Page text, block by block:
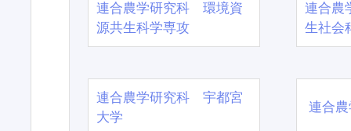
連合農学研究科 環境資
源共生科学専攻
連合農
生社会
連合農学研究科 宇都宮
大学
連合